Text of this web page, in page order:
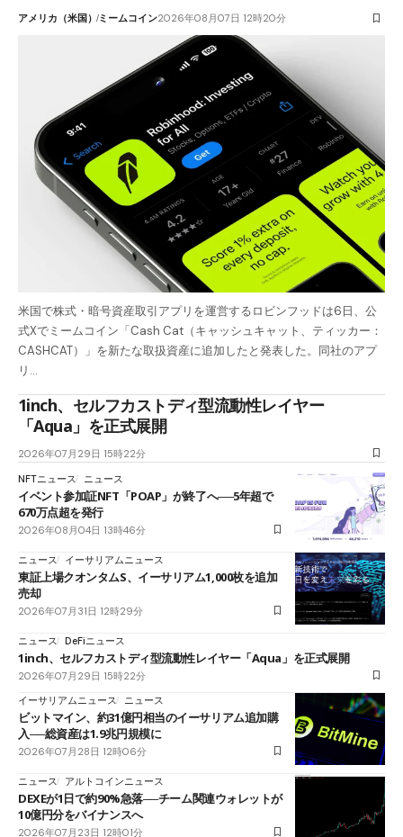
アメリカ（米国）ミームコイン2026年08月07日 12時20分
米国で株式・暗号資産取引アプリを運営するロビンフッドは6日、公
式Xでミームコイン「Cash Cat（キャッシュキャット、ティッカー：
CASHCAT）」を新たな取扱資産に追加したと発表した。同社のアプ
リ…
1inch、セルフカストディ型流動性レイヤー
「Aqua」を正式展開
2026年07月29日 15時22分
NFTニュース
ニュース
イベント参加証NFT「POAP」が終了へ──5年超で
670万点超を発行
2026年08月04日 13時46分
ニュース イーサリアムニュース
東証上場クオンタムS、イーサリアム1,000枚を追加
売却
2026年07月31日 12時29分
ニュース DeFiニュース
1inch、セルフカストディ型流動性レイヤー「Aqua」を正式展開
2026年07月29日 15時22分
イーサリアムニュース
ニュース
ビットマイン、約31億円相当のイーサリアム追加購
入──総資産は1.9兆円規模に
2026年07月28日 12時06分
ニュース アルトコインニュース
DEXEが1日で約90%急落──チーム関連ウォレットが
10億円分をバイナンスへ
2026年07月23日 12時01分